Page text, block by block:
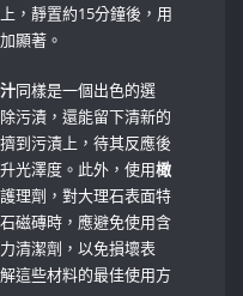
，靜置約15分鐘後，用
顯著。
同樣是一個出色的選
污漬，還能留下清新的
到污漬上，待其反應後
光澤度。此外，使用橄
理劑，對大理石表面特
磁磚時，應避免使用含
清潔劑，以免損壞表
這些材料的最佳使用方